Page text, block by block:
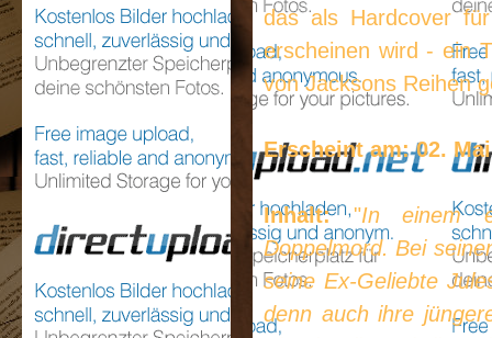
das als Hardcover
erscheinen wird - ein
von Jacksons Reihen
Erscheint am: 02.
Inhalt:"In einem
Doppelmord. Bei
seine Ex-Geliebte
denn auch ihre